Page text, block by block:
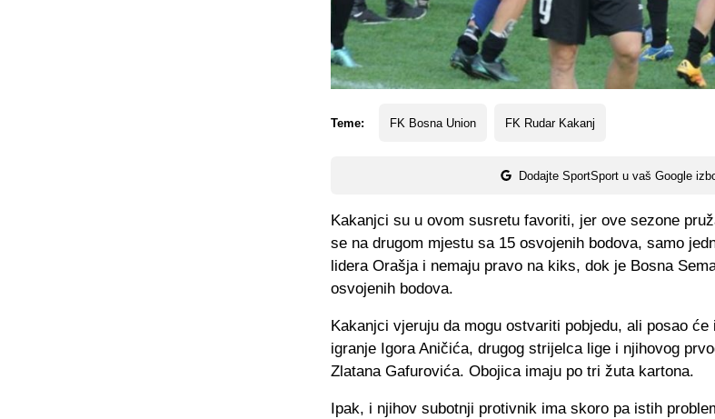
Teme: FK Bosna Union FK Rudar Kakanj
Dodajte SportSport u vaš Google
Kakanjci su u ovom susretu favoriti, jer ove sezone
se na drugom mjestu sa 15 osvojenih bodova, samo
lidera Orašja i nemaju pravo na kiks, dok je Bosna
osvojenih bodova.
Kakanjci vjeruju da mogu ostvariti pobjedu, ali posao
igranje Igora Aničića, drugog strijelca lige i njihovog
Zlatana Gafurovića. Obojica imaju po tri žuta kartona.
Ipak, i njihov subotnji protivnik ima skoro pa istih